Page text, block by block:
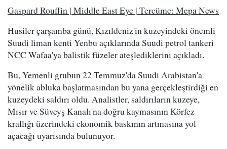
Gaspard Rouffin | Middle East Eye | Tercüme: Mepa News
Husiler çarşamba günü, Kızıldeniz'in kuzeyindeki önemli
Suudi liman kenti Yenbu açıklarında Suudi petrol tankeri
NCC Wafaa'ya balistik füzeler ateşlediklerini açıkladı.
Bu, Yemenli grubun 22 Temmuz'da Suudi Arabistan'a
yönelik abluka başlatmasından bu yana gerçekleştirdiği en
kuzeydeki saldırı oldu. Analistler, saldırıların kuzeye,
Mısır ve Süveyş Kanalı'na doğru kaymasının Körfez
krallığı üzerindeki ekonomik baskının artmasına yol
açacağı uyarısında bulunuyor.